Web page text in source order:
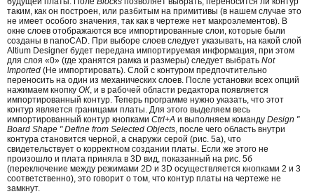
таким, как он построен, или разбитым на примитивы (в нашем случае это
не имеет особого значения, так как в чертеже нет макроэлементов). В
окне слоев отображаются все импортированные слои, которые были
созданы в nanoCAD. При выборе слоев следует указывать, на какой слой
Altium Designer будет передана импортируемая информация, при этом
для слоя «0» (где хранятся рамка и размеры) следует выбрать Not
Imported (Не импортировать). Слой с контуром предпочтительно
переносить на один из механических слоев. После установки всех опций
нажимаем кнопку ОК, и в рабочей области редактора появляется
импортированный контур. Теперь программе нужно указать, что этот
контур является границами платы. Для этого выделяем весь
импортированный контур кнопками Ctrl+A и выполняем команду Design "
Board Shape " Define from Selected Objects, после чего область внутри
контура становится черной, а снаружи серой (рис. 5а), что
свидетельствует о корректном создании платы. Если же этого не
произошло и плата приняла в 3D вид, показанный на рис. 5б
(переключение между режимами 2D и 3D осуществляется кнопками 2 и 3
соответственно), это говорит о том, что контур платы на чертеже не
замкнут.